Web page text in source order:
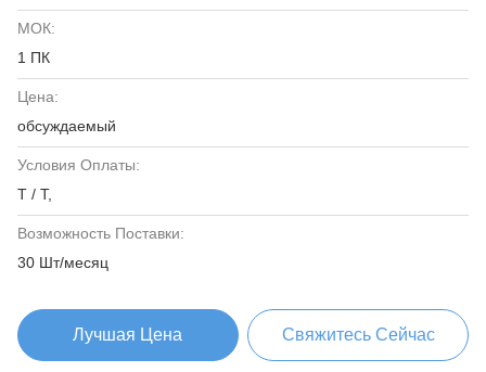
МОК:
1 ПК
Цена:
обсуждаемый
Условия Оплаты:
T / T,
Возможность Поставки:
30 Шт/месяц
Лучшая Цена Свяжитесь Сейчас